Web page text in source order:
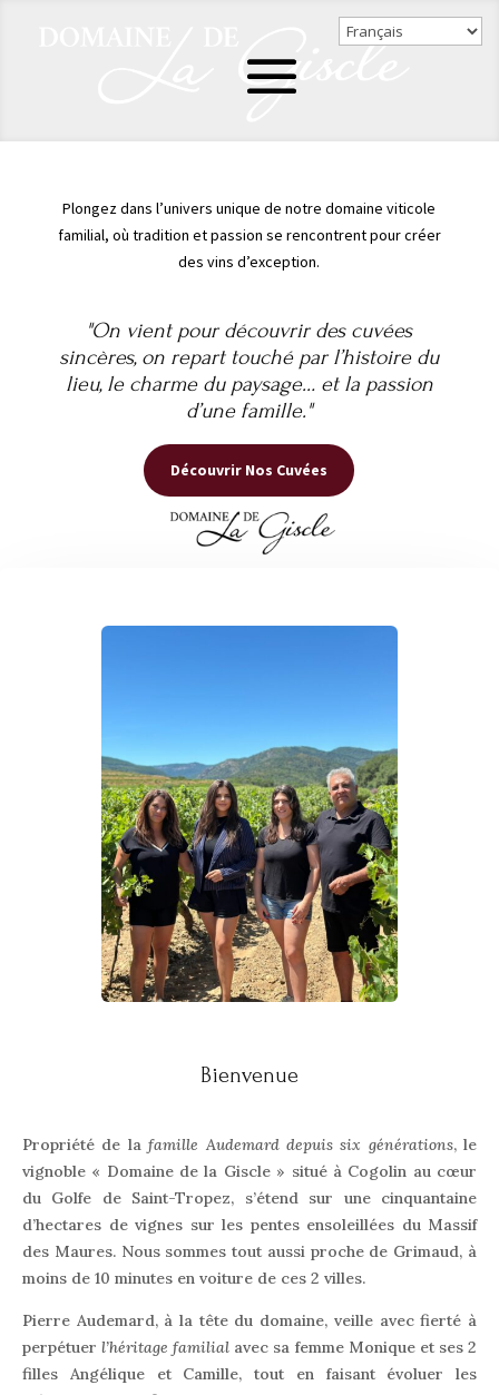
Plongez dans l’univers unique de notre domaine viticole
familial, où tradition et passion se rencontrent pour créer
des vins d’exception.
"On vient pour découvrir des cuvées
sincères, on repart touché par l’histoire du
lieu, le charme du paysage… et la passion
d’une famille."
Découvrir Nos Cuvées
Bienvenue
Propriété de lafamille Audemard depuis six générations, le
vignoble « Domaine de la Giscle » situé à Cogolin au cœur
du Golfe de Saint-Tropez, s’étend sur une cinquantaine
d’hectares de vignes sur les pentes ensoleillées du Massif
des Maures. Nous sommes tout aussi proche de Grimaud, à
moins de 10 minutes en voiture de ces 2 villes.
Pierre Audemard, à la tête du domaine, veille avec fierté à
perpétuerl’héritage familial avec sa femme Monique et ses 2
filles Angélique et Camille, tout en faisant évoluer les